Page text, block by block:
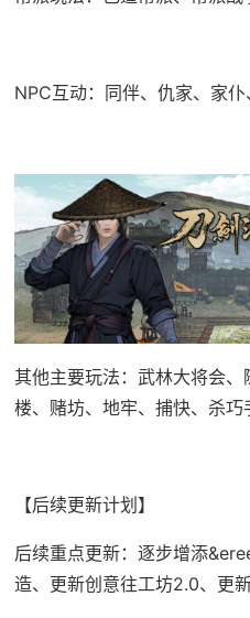
NPC互动：同伴、仇家、家
其他主要玩法：武林大将会
楼、赌坊、地牢、捕快、杀巧
【后续更新计划】
后续重点更新：逐步增添
造、更新创意往工坊2.0、更